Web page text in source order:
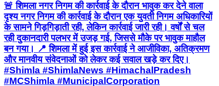
🚨 शिमला नगर निगम की कार्रवाई के दौरान भावुक कर देने वाला
दृश्य नगर निगम की कार्रवाई के दौरान एक युवती निगम अधिकारियों
के सामने गिड़गिड़ाती रही, लेकिन कार्रवाई जारी रही। वर्षों से चल
रही दुकानदारी पलभर में उजड़ गई, जिससे मौके पर भावुक माहौल
बन गया। 📍 शिमला में हुई इस कार्रवाई ने आजीविका, अतिक्रमण
और मानवीय संवेदनाओं को लेकर कई सवाल खड़े कर दिए।
#Shimla #ShimlaNews #HimachalPradesh
#MCShimla #MunicipalCorporation